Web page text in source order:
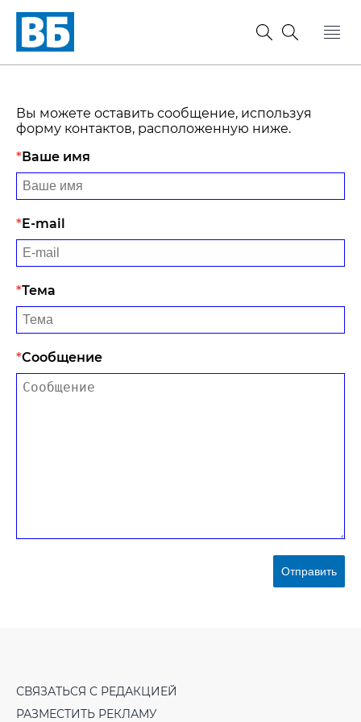
Вы можете оставить сообщение, используя
форму контактов, расположенную ниже.
Ваше имя
E-mail
Тема
Сообщение
Отправить
СВЯЗАТЬСЯ С РЕДАКЦИЕЙ
РАЗМЕСТИТЬ РЕКЛАМУ